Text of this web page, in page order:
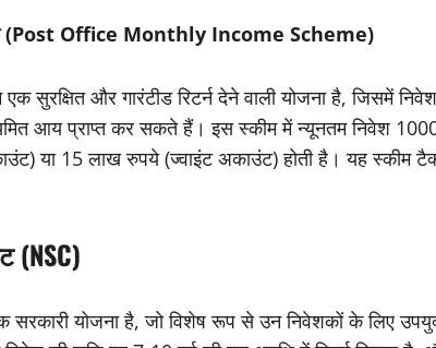
(Post Office Monthly Income Scheme)
सुरक्षित और गारंटीड रिटर्न देने वाली योजना है, जिसमें
आय प्राप्त कर सकते हैं। इस स्कीम में न्यूनतम निवेश
या 15 लाख रुपये (ज्वाइंट अकाउंट) होती है। यह स्कीम
(NSC)
सरकारी योजना है, जो विशेष रूप से उन निवेशकों के लिए